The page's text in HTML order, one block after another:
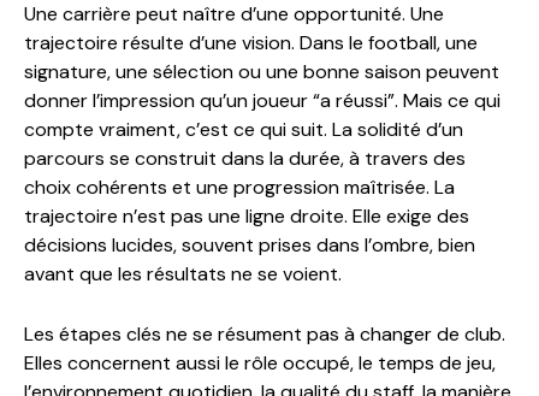
Une carrière peut naître d’une opportunité. Une
trajectoire résulte d’une vision. Dans le football, une
signature, une sélection ou une bonne saison peuvent
donner l’impression qu’un joueur “a réussi”. Mais ce qui
compte vraiment, c’est ce qui suit. La solidité d’un
parcours se construit dans la durée, à travers des
choix cohérents et une progression maîtrisée. La
trajectoire n’est pas une ligne droite. Elle exige des
décisions lucides, souvent prises dans l’ombre, bien
avant que les résultats ne se voient.
Les étapes clés ne se résument pas à changer de club.
Elles concernent aussi le rôle occupé, le temps de jeu,